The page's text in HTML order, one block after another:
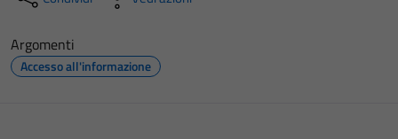
Argomenti
Accesso all'informazione